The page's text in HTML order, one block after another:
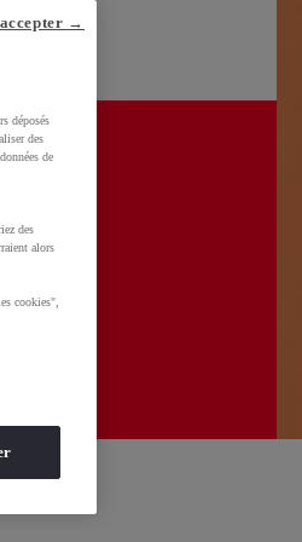
déposés
des
de
des
alors
cookies",
→